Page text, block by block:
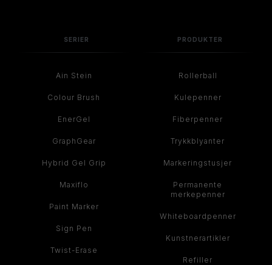
SERIER
Ain Stein
Colour Brush
EnerGel
GraphGear
Hybrid Gel Grip
Maxiflo
Paint Marker
Sign Pen
Twist-Erase
PRODUKTER
Rollerball
Kulepenner
Fiberpenner
Trykkblyanter
Markeringstusjer
Permanente
merkepenner
Whiteboardpenner
Kunstnerartikler
Refiller